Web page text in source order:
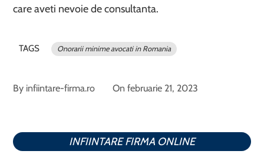
care aveti nevoie de consultanta.
TAGS Onorarii minime avocati in Romania
By infiintare-firma.ro Onfebruarie 21, 2023
INFIINTARE FIRMA ONLINE